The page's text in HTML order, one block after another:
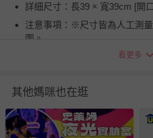
詳細尺寸：長39 × 寬39cm [開
注意事項：※尺寸皆為人工測
圍。
並非試用期，您所退回的商品
如需退換貨，請於收到商品7天
看更多
其他媽咪也在逛